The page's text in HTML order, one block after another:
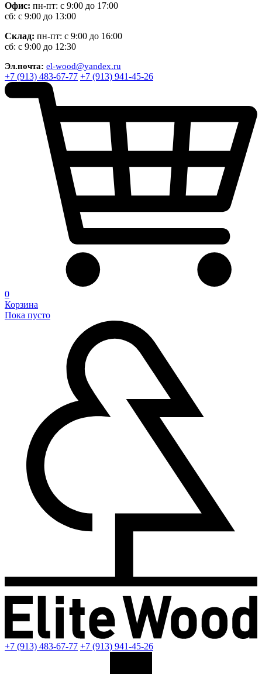
Офис: пн-пт: с 9:00 до 17:00
сб: с 9:00 до 13:00
Склад: пн-пт: с 9:00 до 16:00
сб: с 9:00 до 12:30
Эл.почта: el-wood@yandex.ru
+7 (913) 483-67-77 +7 (913) 941-45-26
0
Корзина
Пока пусто
+7 (913) 483-67-77 +7 (913) 941-45-26